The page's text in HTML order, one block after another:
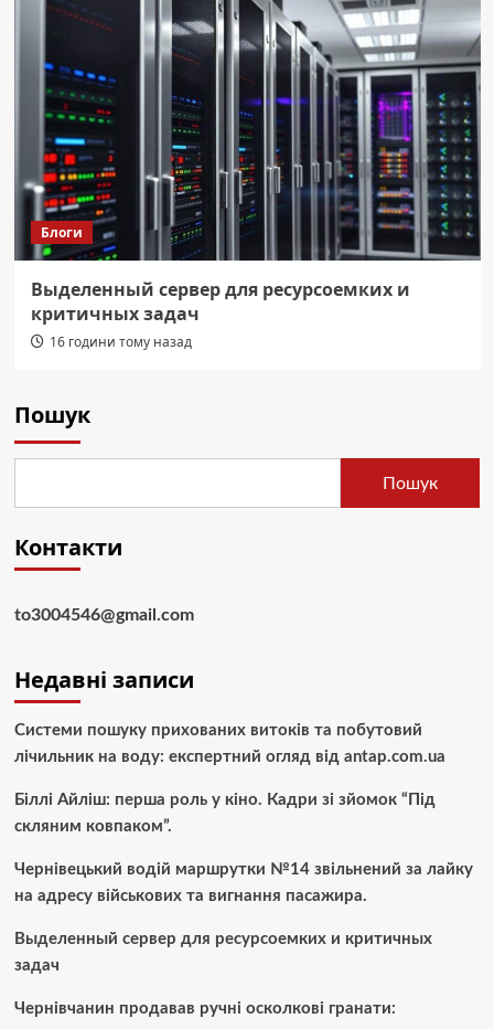
Блоги
Выделенный сервер для ресурсоемких и
критичных задач
16 години тому назад
Пошук
Пошук
Контакти
to3004546@gmail.com
Недавні записи
Системи пошуку прихованих витоків та побутовий
лічильник на воду: експертний огляд від antap.com.ua
Біллі Айліш: перша роль у кіно. Кадри зі зйомок “Під
скляним ковпаком”.
Чернівецький водій маршрутки №14 звільнений за лайку
на адресу військових та вигнання пасажира.
Выделенный сервер для ресурсоемких и критичных
задач
Чернівчанин продавав ручні осколкові гранати: